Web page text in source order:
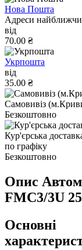
Нова Пошта
Адреси
від
70.00 ₴
Укрпошта
від
35.00 ₴
Самовивіз
Безкоштовно
Кур'єрська
по графіку
Безкоштовно
Опис
FMC3/3U
Основні